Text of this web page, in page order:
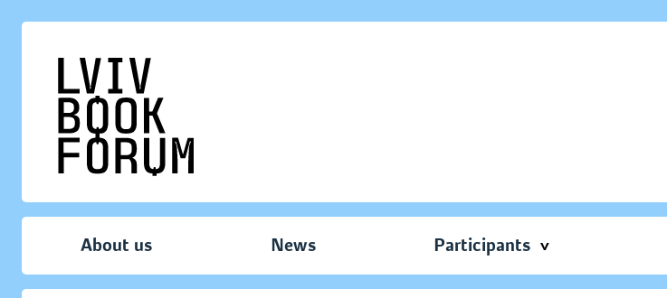
About us News Participants